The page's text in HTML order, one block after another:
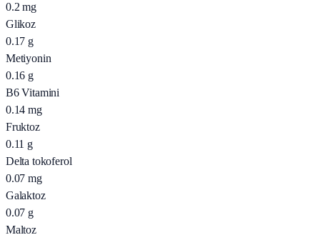
0.2 mg
Glikoz
0.17 g
Metiyonin
0.16 g
B6 Vitamini
0.14 mg
Fruktoz
0.11 g
Delta tokoferol
0.07 mg
Galaktoz
0.07 g
Maltoz